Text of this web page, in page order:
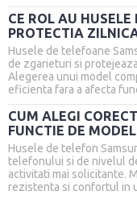
CE ROL AU
PROTECTIA
Husele de telefoane
de zgarieturi si
Alegerea unui model
eficienta fara a afecta
CUM ALEGI
FUNCTIE DE
Husele de telefon
telefonului si de nivelul
activitati mai solicitante.
rezistenta si confortul in